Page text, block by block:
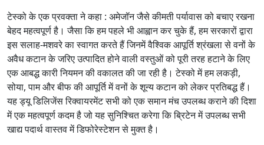
टेस्को के एक प्रवक्ता ने कहा : अमेजॉन जैसे कीमती पर्यावास को बचाए रखना
बेहद महत्वपूर्ण है। जैसा कि हम पहले भी आह्वान कर चुके हैं, हम सरकारों द्वारा
इस सलाह-मशवरे का स्वागत करते हैं जिनमें वैश्विक आपूर्ति श्रंखला से वनों के
अवैध कटान के जरिए उत्पादित होने वाली वस्तुओं को पूरी तरह हटाने के लिए
एक आबद्ध कारी नियमन की वकालत की जा रही है। टेस्को में हम लकड़ी,
सोया, पाम और बीफ की आपूर्ति में वनों के शून्य कटान को लेकर प्रतिबद्ध हैं।
यह ड्यू डिलिजेंस रिक्वायरमेंट सभी को एक समान मंच उपलब्ध कराने की दिशा
में एक महत्वपूर्ण कदम है जो यह सुनिश्चित करेगा कि ब्रिटेन में उपलब्ध सभी
खाद्य पदार्थ वास्तव में डिफोरेस्टेशन से मुक्त है।